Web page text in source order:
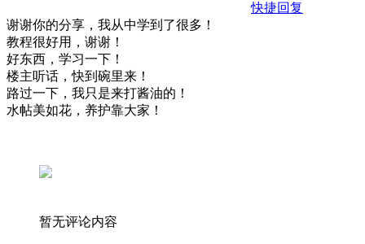
快捷回复
谢谢你的分享，我从中学到了很多！
教程很好用，谢谢！
好东西，学习一下！
楼主听话，快到碗里来！
路过一下，我只是来打酱油的！
水帖美如花，养护靠大家！
暂无评论内容